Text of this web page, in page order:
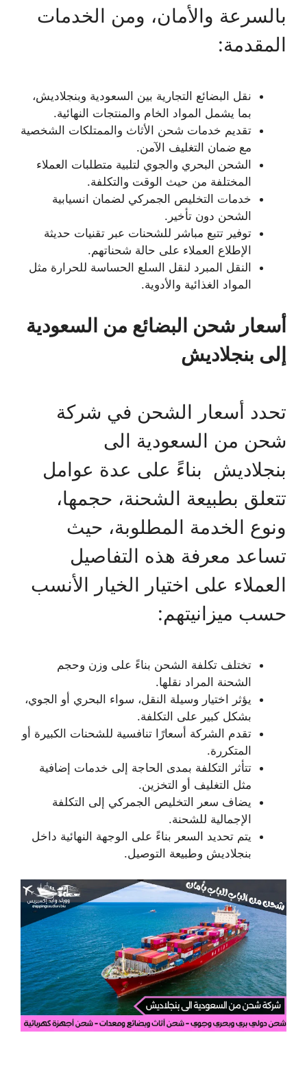
بالسرعة والأمان، ومن الخدمات
المقدمة:
نقل البضائع التجارية بين السعودية وبنجلاديش،
بما يشمل المواد الخام والمنتجات النهائية.
تقديم خدمات شحن الأثاث والممتلكات الشخصية
مع ضمان التغليف الآمن.
الشحن البحري والجوي لتلبية متطلبات العملاء
المختلفة من حيث الوقت والتكلفة.
خدمات التخليص الجمركي لضمان انسيابية
الشحن دون تأخير.
توفير تتبع مباشر للشحنات عبر تقنيات حديثة
الإطلاع العملاء على حالة شحناتهم.
النقل المبرد لنقل السلع الحساسة للحرارة مثل
المواد الغذائية والأدوية.
أسعار شحن البضائع من السعودية
إلى بنجلاديش
تحدد أسعار الشحن في شركة
شحن من السعودية الى
بنجلاديش بناءً على عدة عوامل
تتعلق بطبيعة الشحنة، حجمها،
ونوع الخدمة المطلوبة، حيث
تساعد معرفة هذه التفاصيل
العملاء على اختيار الخيار الأنسب
حسب ميزانيتهم:
تختلف تكلفة الشحن بناءً على وزن وحجم
الشحنة المراد نقلها.
يؤثر اختيار وسيلة النقل، سواء البحري أو الجوي،
بشكل كبير على التكلفة.
تقدم الشركة أسعارًا تنافسية للشحنات الكبيرة أو
المتكررة.
تتأثر التكلفة بمدى الحاجة إلى خدمات إضافية
مثل التغليف أو التخزين.
يضاف سعر التخليص الجمركي إلى التكلفة
الإجمالية للشحنة.
يتم تحديد السعر بناءً على الوجهة النهائية داخل
بنجلاديش وطبيعة التوصيل.